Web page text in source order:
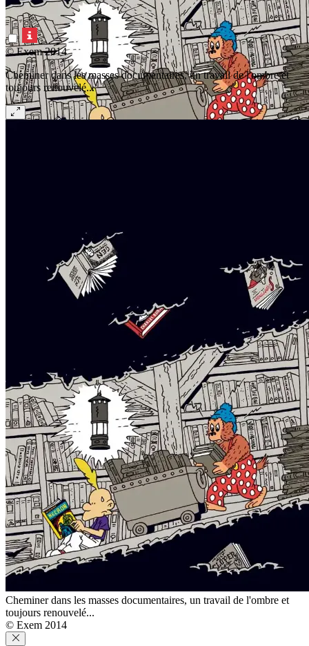
© Exem 2014
Cheminer dans les masses documentaires, un travail de l'ombre et
toujours renouvelé...
Cheminer dans les masses documentaires, un travail de l'ombre et
toujours renouvelé...
© Exem 2014